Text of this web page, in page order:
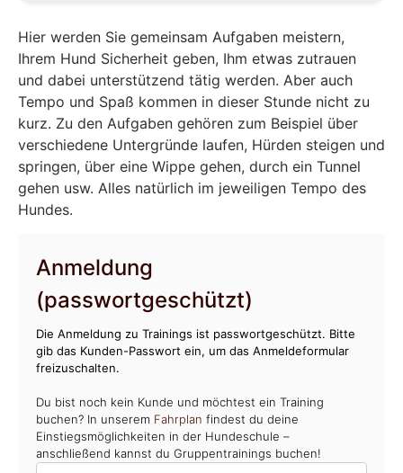
Hier werden Sie gemeinsam Aufgaben meistern,
Ihrem Hund Sicherheit geben, Ihm etwas zutrauen
und dabei unterstützend tätig werden. Aber auch
Tempo und Spaß kommen in dieser Stunde nicht zu
kurz. Zu den Aufgaben gehören zum Beispiel über
verschiedene Untergründe laufen, Hürden steigen und
springen, über eine Wippe gehen, durch ein Tunnel
gehen usw. Alles natürlich im jeweiligen Tempo des
Hundes.
Anmeldung
(passwortgeschützt)
Die Anmeldung zu Trainings ist passwortgeschützt. Bitte
gib das Kunden-Passwort ein, um das Anmeldeformular
freizuschalten.
Du bist noch kein Kunde und möchtest ein Training
buchen? In unserem Fahrplan findest du deine
Einstiegsmöglichkeiten in der Hundeschule –
anschließend kannst du Gruppentrainings buchen!